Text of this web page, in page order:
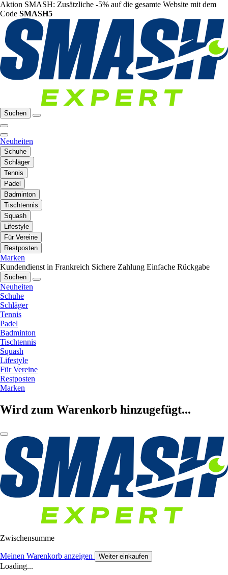
Aktion SMASH: Zusätzliche -5% auf die gesamte Website mit dem
Code SMASH5
Suchen
Neuheiten
Schuhe
Schläger
Tennis
Padel
Badminton
Tischtennis
Squash
Lifestyle
Für Vereine
Restposten
Marken
Kundendienst in Frankreich Sichere Zahlung Einfache Rückgabe
Suchen
Neuheiten
Schuhe
Schläger
Tennis
Padel
Badminton
Tischtennis
Squash
Lifestyle
Für Vereine
Restposten
Marken
Wird zum Warenkorb hinzugefügt...
Zwischensumme
Meinen Warenkorb anzeigen Weiter einkaufen
Loading...